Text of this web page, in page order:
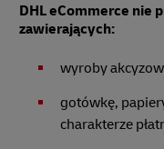
DHL eCommerce nie
zawierających:
wyroby
gotówkę,
charakterze